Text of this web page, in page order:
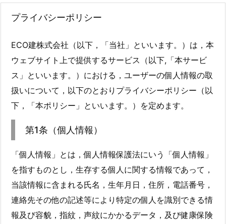
プライバシーポリシー
ECO建株式会社（以下，「当社」といいます。）は，本
ウェブサイト上で提供するサービス（以下,「本サービ
ス」といいます。）における，ユーザーの個人情報の取
扱いについて，以下のとおりプライバシーポリシー（以
下，「本ポリシー」といいます。）を定めます。
第1条（個人情報）
「個人情報」とは，個人情報保護法にいう「個人情報」
を指すものとし，生存する個人に関する情報であって，
当該情報に含まれる氏名，生年月日，住所，電話番号，
連絡先その他の記述等により特定の個人を識別できる情
報及び容貌，指紋，声紋にかかるデータ，及び健康保険